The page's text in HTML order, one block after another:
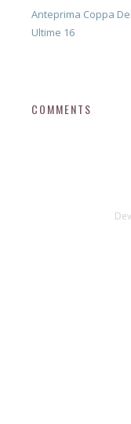
Anteprima Coppa
Ultime 16
COMMENTS